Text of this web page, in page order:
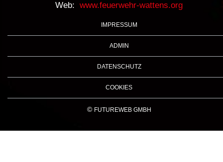
Web: www.feuerwehr-wattens.org
IMPRESSUM
ADMIN
DATENSCHUTZ
COOKIES
© FUTUREWEB GMBH